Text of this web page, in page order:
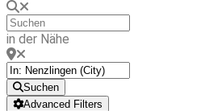
in der Nähe
Suchen
Advanced Filters